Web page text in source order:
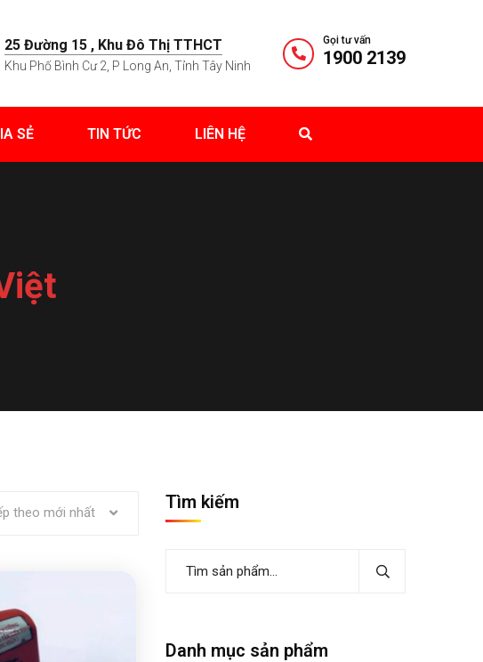
25 Đường 15 , Khu Đô Thị TTHCT
Khu Phố Bình Cư 2, P Long An, Tỉnh Tây Ninh
Gọi tư vấn
1900 2139
SẺ TIN TỨC LIÊN HỆ
theo mới nhất Tìm kiếm
Danh mục sản phẩm